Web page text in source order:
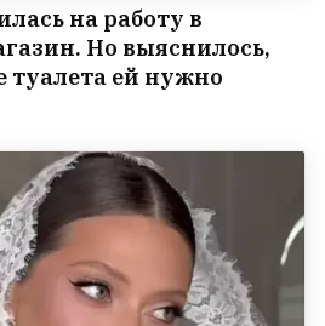
на работу в
Но выяснилось,
туалета ей нужно